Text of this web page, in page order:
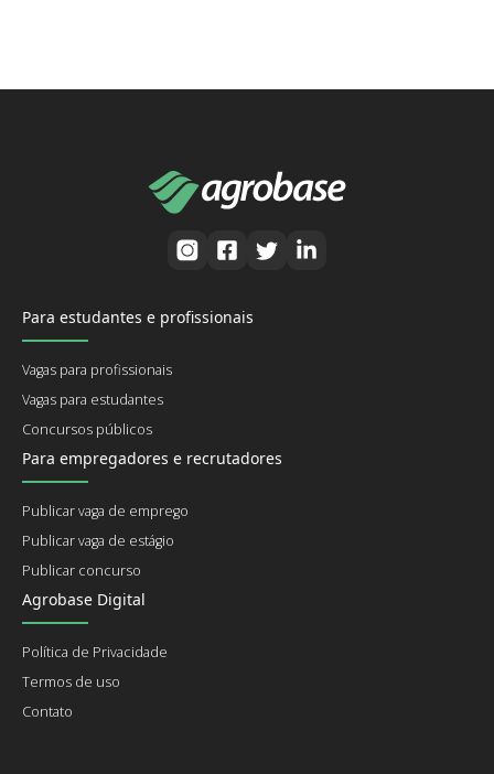
Para estudantes e profissionais
Vagas para profissionais
Vagas para estudantes
Concursos públicos
Para empregadores e recrutadores
Publicar vaga de emprego
Publicar vaga de estágio
Publicar concurso
Agrobase Digital
Política de Privacidade
Termos de uso
Contato